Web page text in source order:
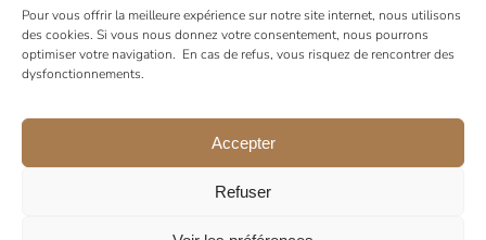
Pour vous offrir la meilleure expérience sur notre site internet, nous utilisons
des cookies. Si vous nous donnez votre consentement, nous pourrons
optimiser votre navigation. En cas de refus, vous risquez de rencontrer des
dysfonctionnements.
Accepter
Refuser
Festivals, Concours, Tournées pour les
Choeurs Amateurs
en France et à l’international